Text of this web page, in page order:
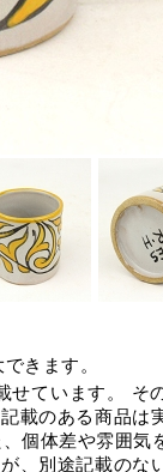
きます。
せています。 そ
載のある商品は
個体差や雰囲気
、別途記載のな